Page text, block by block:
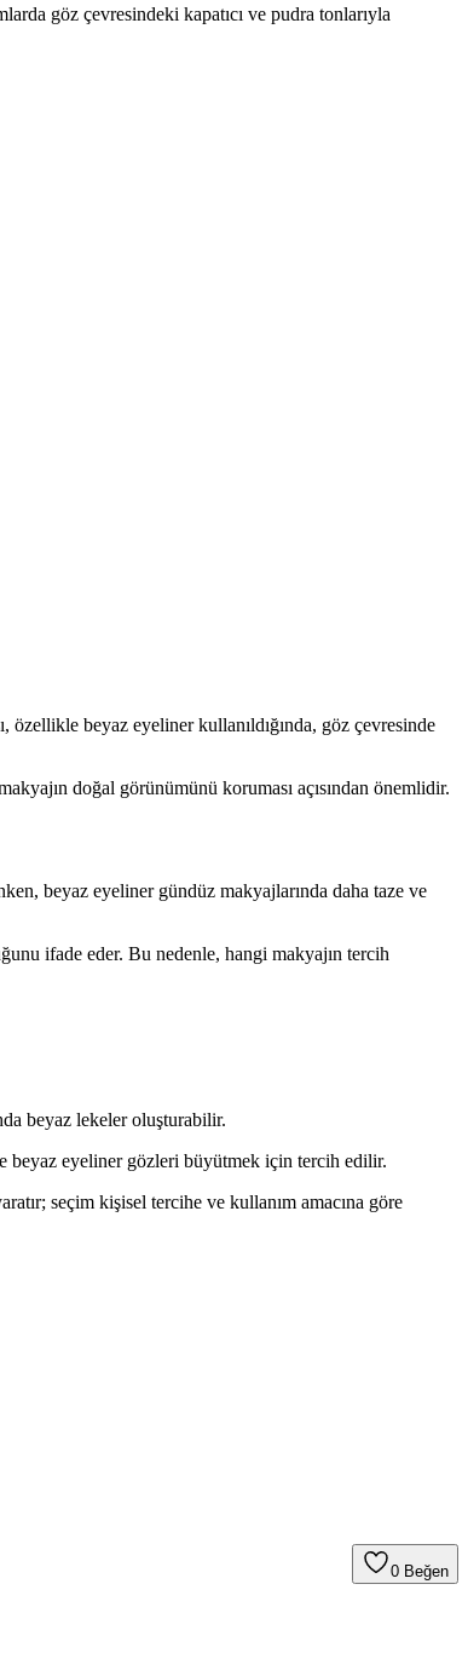
göz çevresindeki kapatıcı ve pudra tonlarıyla
özellikle beyaz eyeliner kullanıldığında, göz çevresinde
doğal görünümünü koruması açısından önemlidir.
beyaz eyeliner gündüz makyajlarında daha taze ve
ifade eder. Bu nedenle, hangi makyajın tercih
beyaz lekeler oluşturabilir.
beyaz eyeliner gözleri büyütmek için tercih edilir.
seçim kişisel tercihe ve kullanım amacına göre
0 Beğen